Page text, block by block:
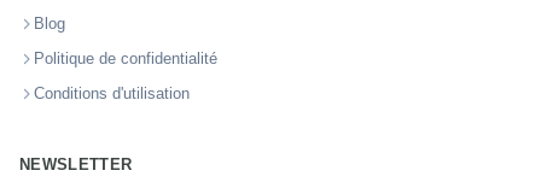
Blog
Politique de confidentialité
Conditions d'utilisation
NEWSLETTER